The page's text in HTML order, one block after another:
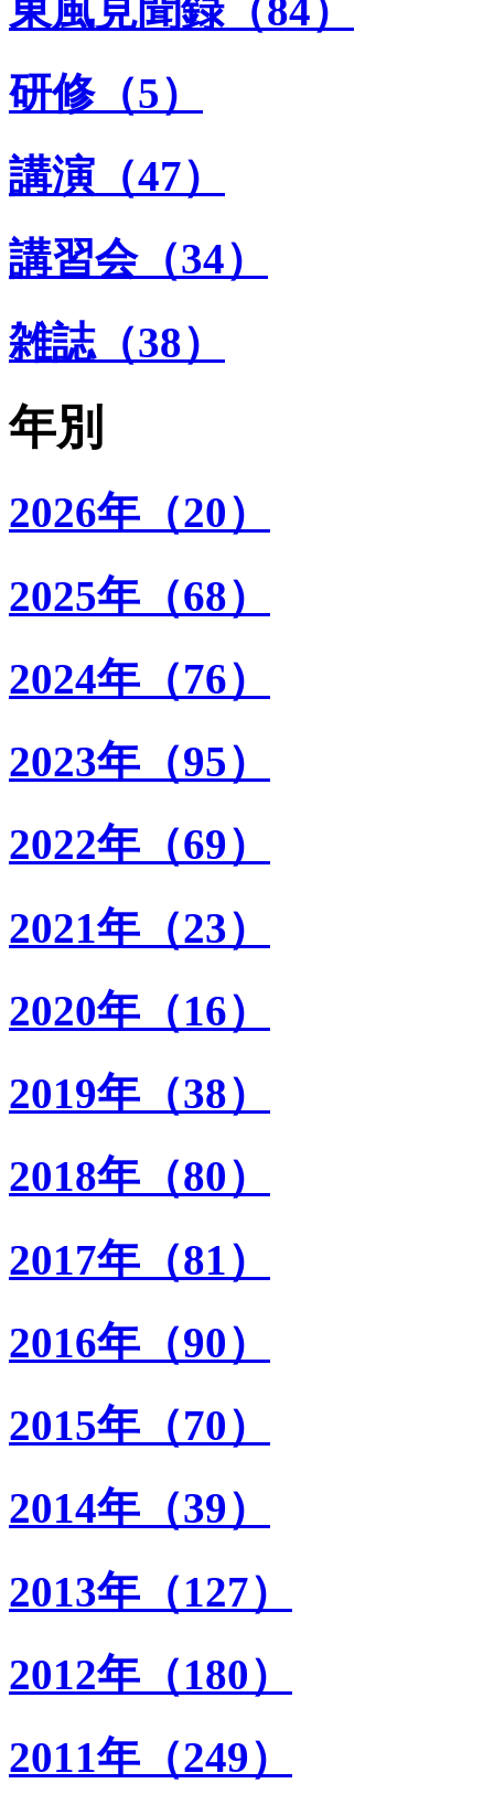
東風見聞録（84）
研修（5）
講演（47）
講習会（34）
雑誌（38）
年別
2026年（20）
2025年（68）
2024年（76）
2023年（95）
2022年（69）
2021年（23）
2020年（16）
2019年（38）
2018年（80）
2017年（81）
2016年（90）
2015年（70）
2014年（39）
2013年（127）
2012年（180）
2011年（249）